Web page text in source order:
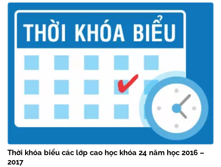
Thời khóa biểu các lớp cao học khóa 24 năm học 2016 –
2017